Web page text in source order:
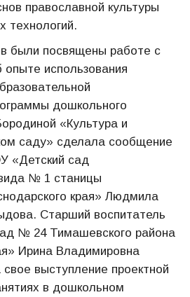
православной культуры
технологий.
были посвящены работе с
использования
дошкольного
«Культура и
саду» сделала сообщение
«Детский сад
№ 1 станицы
края» Людмила
Старший воспитатель
№ 24 Тимашевского района
Ирина Владимировна
выступление проектной
в дошкольном